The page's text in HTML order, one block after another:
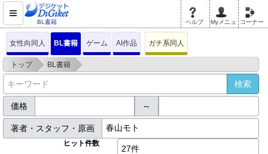
BL書籍 ヘルプ Myメニュ コーナー
女性向同人 BL書籍 ゲーム AI作品 ガチ系同人
トップ > BL書籍 >
価格 ～
著者・スタッフ・原画
ヒット件数
27件